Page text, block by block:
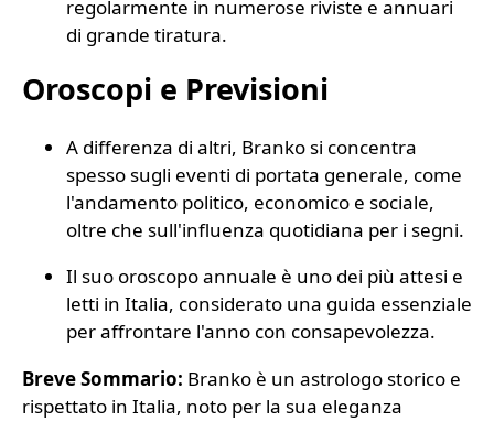
regolarmente in numerose riviste e annuari
di grande tiratura.
Oroscopi e Previsioni
A differenza di altri, Branko si concentra
spesso sugli eventi di portata generale, come
l'andamento politico, economico e sociale,
oltre che sull'influenza quotidiana per i segni.
Il suo oroscopo annuale è uno dei più attesi e
letti in Italia, considerato una guida essenziale
per affrontare l'anno con consapevolezza.
Breve Sommario: Branko è un astrologo storico e
rispettato in Italia, noto per la sua eleganza